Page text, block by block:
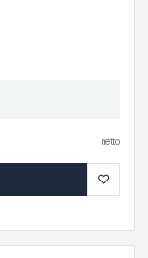
netto
♡